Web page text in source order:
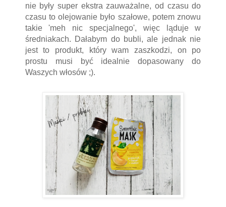
nie były super ekstra zauważalne, od czasu do
czasu to olejowanie było szałowe, potem znowu
takie 'meh nic specjalnego', więc ląduje w
średniakach. Dałabym do bubli, ale jednak nie
jest to produkt, który wam zaszkodzi, on po
prostu musi być idealnie dopasowany do
Waszych włosów ;).